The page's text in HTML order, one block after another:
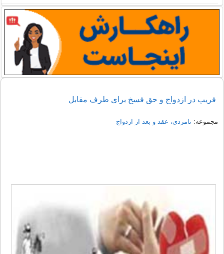
فریب در ازدواج و حق فسخ برای طرف مقابل
مجموعه: نامزدی، عقد و بعد از ازدواج